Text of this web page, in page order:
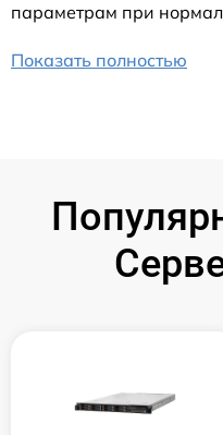
параметрам при
Показать полностью